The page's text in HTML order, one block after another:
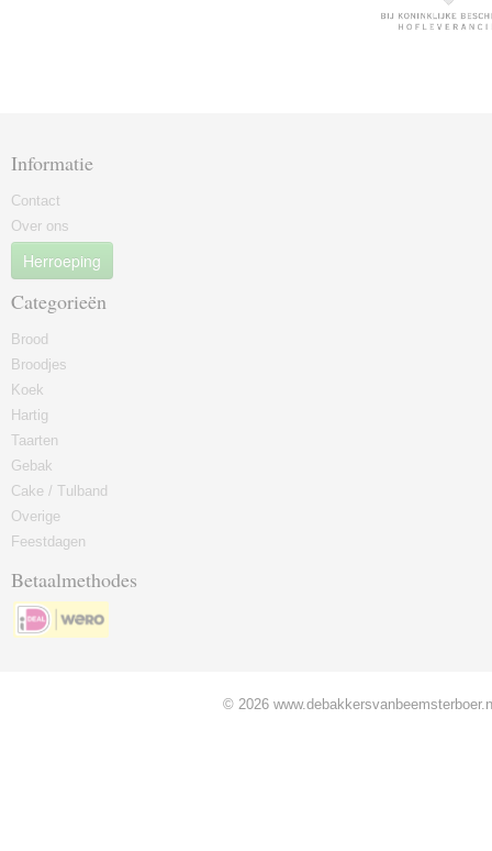
Informatie
Contact
Over ons
Herroeping
Categorieën
Brood
Broodjes
Koek
Hartig
Taarten
Gebak
Cake / Tulband
Overige
Feestdagen
Betaalmethodes
© 2026